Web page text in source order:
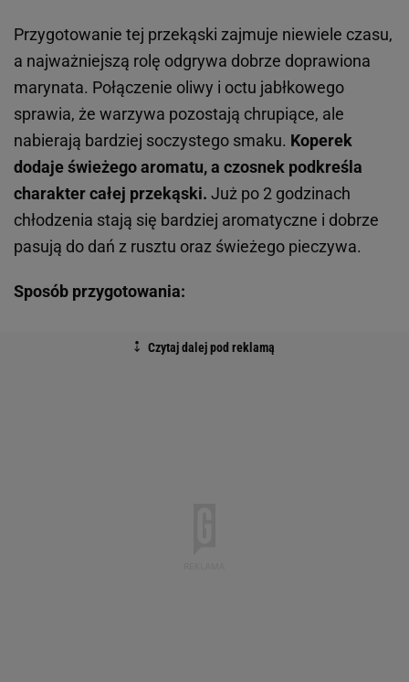
Przygotowanie tej przekąski zajmuje niewiele czasu,
a najważniejszą rolę odgrywa dobrze doprawiona
marynata. Połączenie oliwy i octu jabłkowego
sprawia, że warzywa pozostają chrupiące, ale
nabierają bardziej soczystego smaku. Koperek
dodaje świeżego aromatu, a czosnek podkreśla
charakter całej przekąski. Już po 2 godzinach
chłodzenia stają się bardziej aromatyczne i dobrze
pasują do dań z rusztu oraz świeżego pieczywa.
Sposób przygotowania: